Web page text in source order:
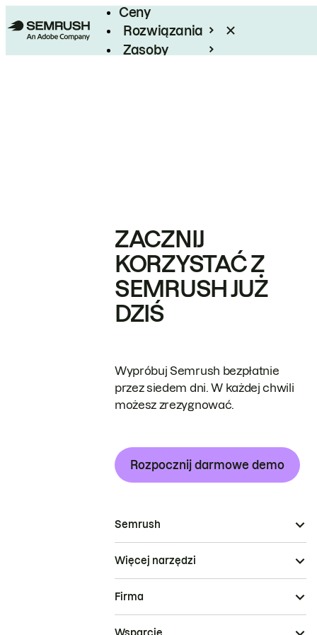
Ceny
Rozwiązania
Zasoby
ZACZNIJ
KORZYSTAĆ Z
SEMRUSH JUŻ
DZIŚ
Wypróbuj Semrush bezpłatnie
przez siedem dni. W każdej chwili
możesz zrezygnować.
Rozpocznij darmowe demo
Semrush
Więcej narzędzi
Firma